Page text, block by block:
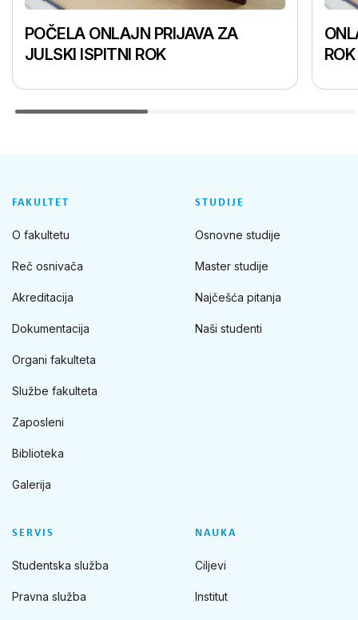
POČELA ONLAJN PRIJAVA ZA
JULSKI ISPITNI ROK
FAKULTET
O fakultetu
Reč osnivača
Akreditacija
Dokumentacija
Organi fakulteta
Službe fakulteta
Zaposleni
Biblioteka
Galerija
STUDIJE
Osnovne studije
Master studije
Najčešća pitanja
Naši studenti
SERVIS
Studentska služba
Pravna služba
NAUKA
Ciljevi
Institut